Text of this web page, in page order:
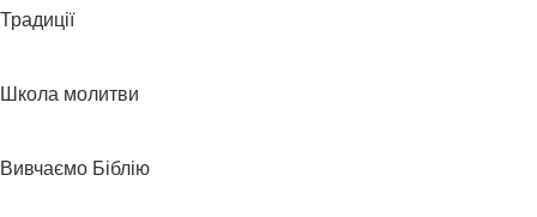
Традиції
Школа молитви
Вивчаємо Біблію